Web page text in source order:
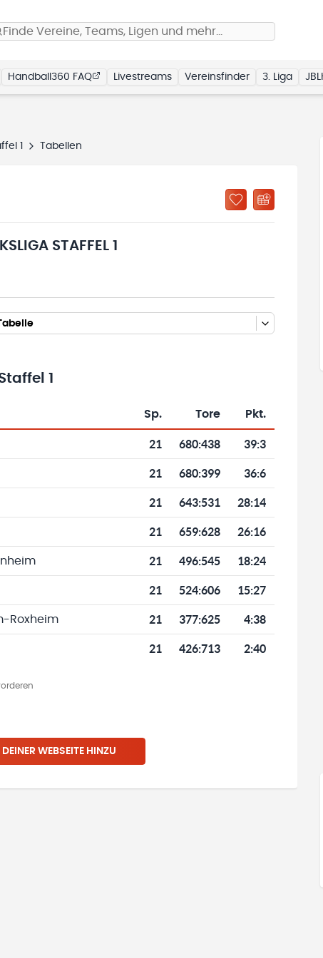
Finde Vereine, Teams, Ligen und mehr…
Handball360 FAQ Livestreams Vereinsfinder 3. Liga
1 Tabellen
STAFFEL 1
1
Sp. Tore Pkt.
21 680:438 39:3
21 680:399 36:6
21 643:531 28:14
21 659:628 26:16
21 496:545 18:24
21 524:606 15:27
Roxheim 21 377:625 4:38
21 426:713 2:40
DEINER WEBSEITE HINZU